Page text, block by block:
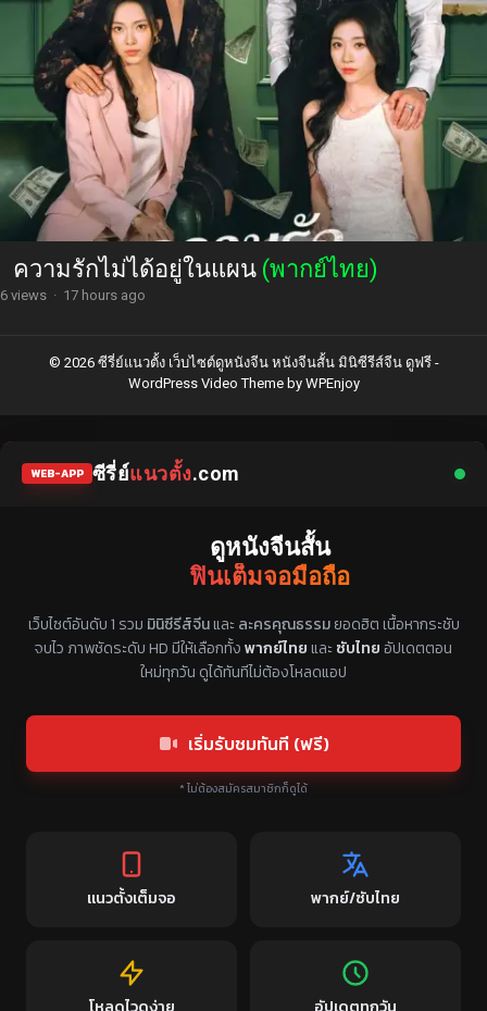
ความรักไม่ได้อยู่ในแผน (พากย์ไทย)
6 views · 17 hours ago
© 2026 ซีรี่ย์แนวตั้ง เว็บไซต์ดูหนังจีน หนังจีนสั้น มินิซีรีส์จีน ดูฟรี -
WordPress Video Themeby WPEnjoy
WEB-APP ซีรี่ย์แนวตั้ง.com
ดูหนังจีนสั้น
ฟินเต็มจอมือถือ
เว็บไซต์อันดับ 1 รวม มินิซีรีส์จีนและ ละครคุณธรรมยอดฮิต เนื้อหากระชับ
จบไว ภาพชัดระดับ HD มีให้เลือกทั้งพากย์ไทยและ ซับไทยอัปเดตตอน
ใหม่ทุกวัน ดูได้ทันทีไม่ต้องโหลดแอป
เริ่มรับชมทันที (ฟรี)
* ไม่ต้องสมัครสมาชิกก็ดูได้
แนวตั้งเต็มจอ พากย์/ซับไทย